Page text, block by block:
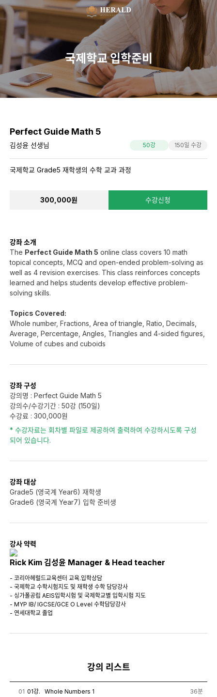
Perfect Guide Math 5
김성윤 선생님 50강 150일 수강
국제학교 Grade5 재학생의 수학 교과 과정
300,000원 수강신청
강좌 소개
The Perfect Guide Math 5 online class covers 10 math
topical concepts, MCQ and open-ended problem-solving as
well as 4 revision exercises. This class reinforces concepts
learned and helps students develop effective problem-
solving skills.
Topics Covered:
Whole number, Fractions, Area of triangle, Ratio, Decimals,
Average, Percentage, Angles, Triangles and 4-sided figures,
Volume of cubes and cuboids
강좌 구성
강의명 : Perfect Guide Math 5
강의수/수강기간 : 50강 (150일)
수강료 : 300,000원
* 수강자료는 회차별 파일로 제공하여 출력하여 수강하시도록 구성
되어 있습니다.
강좌 대상
Grade5 (영국계 Year6) 재학생
Grade6 (영국계 Year7) 입학 준비생
강사 약력
Rick Kim 김성윤 Manager & Head teacher
- 코리아헤럴드교육센터 교육.입학상담
- 국제학교 수학시험지도 및 재학생 수학 담당강사
- 싱가폴공립 AEIS입학시험 및 국제학교별 입학시험 지도
- MYP IB/ IGCSE/GCE O Level 수학담당강사
- 연세대학교 졸업
강의 리스트
01 01강. Whole Numbers 1 36분